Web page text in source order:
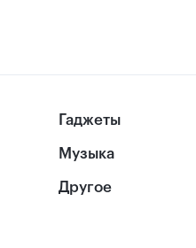
Гаджеты
Музыка
Другое